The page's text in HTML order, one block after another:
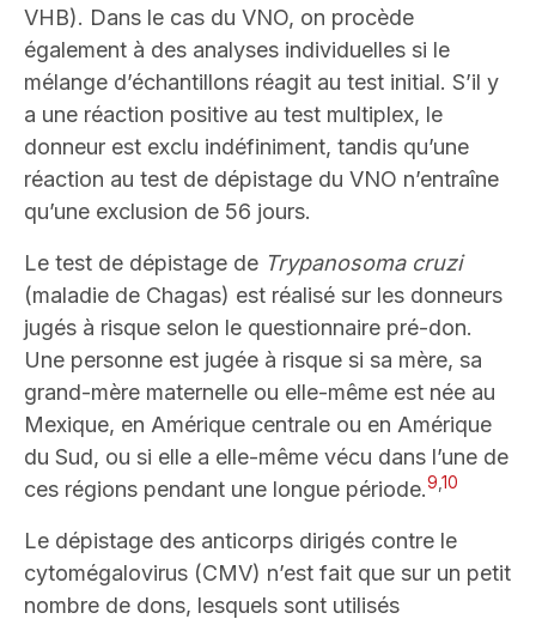
VHB). Dans le cas du VNO, on procède
également à des analyses individuelles si le
mélange d’échantillons réagit au test initial. S’il y
a une réaction positive au test multiplex, le
donneur est exclu indéfiniment, tandis qu’une
réaction au test de dépistage du VNO n’entraîne
qu’une exclusion de 56 jours.
Le test de dépistage de Trypanosoma cruzi
(maladie de Chagas) est réalisé sur les donneurs
jugés à risque selon le questionnaire pré-don.
Une personne est jugée à risque si sa mère, sa
grand-mère maternelle ou elle-même est née au
Mexique, en Amérique centrale ou en Amérique
du Sud, ou si elle a elle-même vécu dans l’une de
ces régions pendant une longue période.9 10
Le dépistage des anticorps dirigés contre le
cytomégalovirus (CMV) n’est fait que sur un petit
nombre de dons, lesquels sont utilisés